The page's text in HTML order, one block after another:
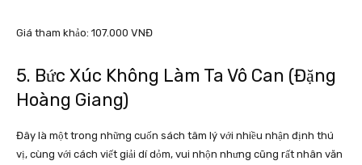
Giá tham khảo: 107.000 VNĐ
5. Bức Xúc Không Làm Ta Vô Can (Đặng
Hoàng Giang)
Đây là một trong những cuốn sách tâm lý với nhiều nhận định thú
vị, cùng với cách viết giải dí dỏm, vui nhộn nhưng cũng rất nhân văn